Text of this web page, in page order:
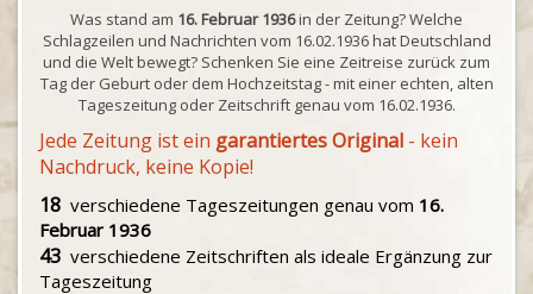
Was stand am 16. Februar 1936in der Zeitung? Welche
Schlagzeilen und Nachrichten vom 16.02.1936 hat Deutschland
und die Welt bewegt? Schenken Sie eine Zeitreise zurück zum
Tag der Geburt oder dem Hochzeitstag - mit einer echten, alten
Tageszeitung oder Zeitschrift genau vom 16.02.1936.
Jede Zeitung ist ein garantiertes Original - kein
Nachdruck, keine Kopie!
18 verschiedene Tageszeitungen genau vom 16.
Februar 1936
43 verschiedene Zeitschriften als ideale Ergänzung zur
Tageszeitung